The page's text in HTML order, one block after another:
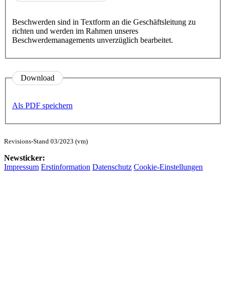
Beschwerden sind in Textform an die Geschäftsleitung zu
richten und werden im Rahmen unseres
Beschwerdemanagements unverzüglich bearbeitet.
Download
Als PDF speichern
Revisions-Stand 03/2023 (vm)
Newsticker:
Impressum Erstinformation Datenschutz Cookie-Einstellungen